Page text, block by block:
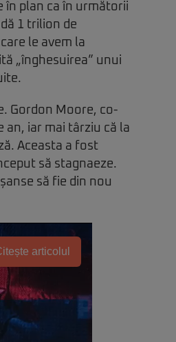
în plan ca în următorii
1 trilion de
le avem la
„înghesuirea” unui
Gordon Moore, co-
an, iar mai târziu că la
Aceasta a fost
să stagnaeze.
să fie din nou
articolul